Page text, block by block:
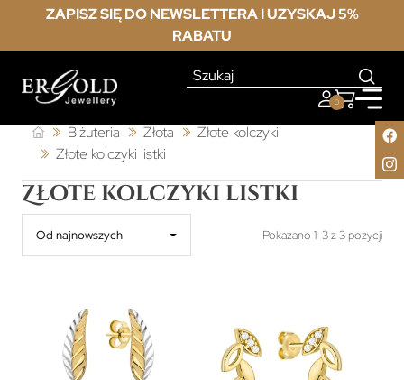
ZAPISZ SIĘ DO NEWSLETTERA I UZYSKAJ 5%
RABATU
0
Biżuteria Złota
Złote kolczyki
Złote kolczyki listki
Złote kolczyki listki
Od najnowszych Pokazano 1-3 z 3 pozycji